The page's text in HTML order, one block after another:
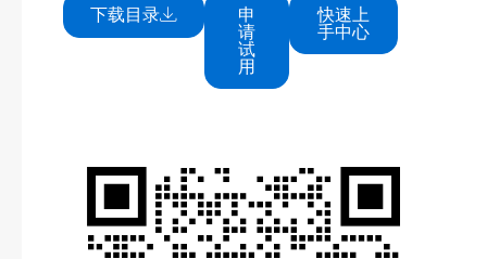
下载目录 申
请
试
用
快速上
手中心